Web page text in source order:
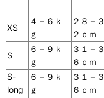
XS
４－６ｋ
ｇ
２８－３
２ｃｍ
S
６－９ｋ
ｇ
３１－３
６ｃｍ
S-
long
６－９ｋ
ｇ
３１－３
６ｃｍ